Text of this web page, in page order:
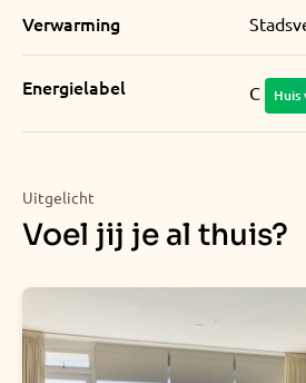
Verwarming
Energielabel C Huis
Uitgelicht
Voel jij je al thuis?